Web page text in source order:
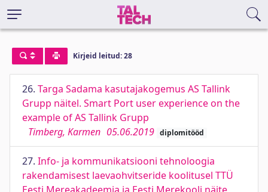
Kirjeid leitud: 28
26. Targa Sadama kasutajakogemus AS Tallink
Grupp näitel. Smart Port user experience on the
example of AS Tallink Grupp
Timberg, Karmen 05.06.2019 diplomitööd
27. Info- ja kommunikatsiooni tehnoloogia
rakendamisest laevaohvitseride koolitusel TTÜ